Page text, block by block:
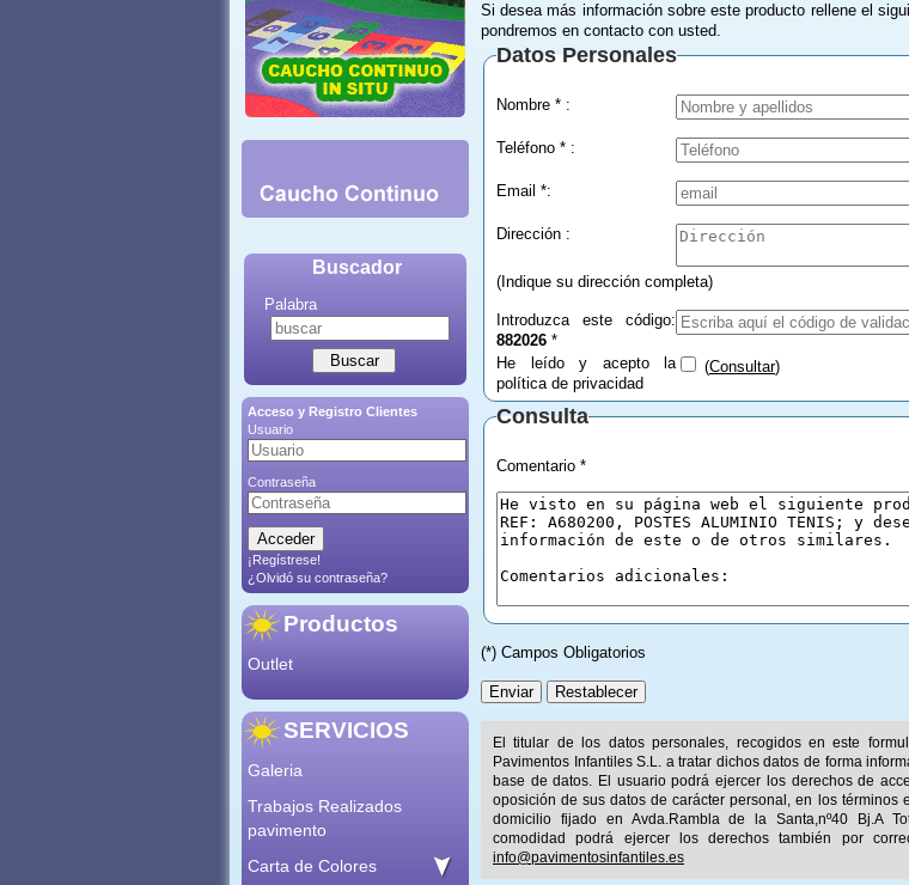
Buscador
Palabra
Acceso y Registro Clientes
Usuario
Contraseña
¡Regístrese!
¿Olvidó su contraseña?
Productos
Outlet
SERVICIOS
Galeria
Trabajos Realizados
pavimento
Carta de Colores
Si desea más información sobre este producto rellene el
pondremos en contacto con usted.
Datos Personales
Nombre * :
Teléfono * :
Email *:
Dirección :
(Indique su dirección completa)
Introduzca este código:
882026 *
He leído y acepto la
política de privacidad
(Consultar)
Consulta
Comentario *
(*) Campos Obligatorios
El titular de los datos personales, recogidos en este
Pavimentos Infantiles S.L. a tratar dichos datos de forma
base de datos. El usuario podrá ejercer los derechos de
oposición de sus datos de carácter personal, en los términos
domicilio fijado en Avda.Rambla de la Santa,nº40 Bj.A
comodidad podrá ejercer los derechos también por
info@pavimentosinfantiles.es